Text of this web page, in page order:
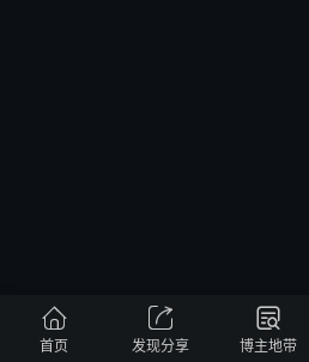

首页

发现分享

博主地带